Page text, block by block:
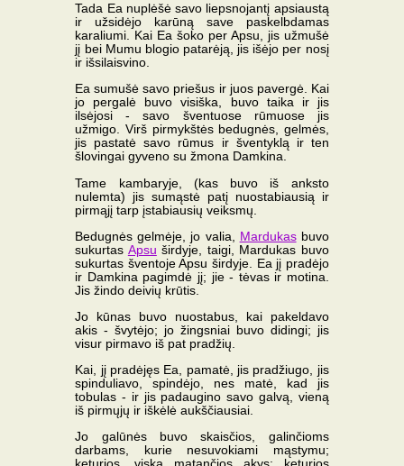
Tada Ea nuplėšė savo liepsnojantį apsiaustą
ir užsidėjo karūną save paskelbdamas
karaliumi. Kai Ea šoko per Apsu, jis užmušė
jį bei Mumu blogio patarėją, jis išėjo per nosį
ir išsilaisvino.
Ea sumušė savo priešus ir juos pavergė. Kai
jo pergalė buvo visiška, buvo taika ir jis
ilsėjosi - savo šventuose rūmuose jis
užmigo. Virš pirmykštės bedugnės, gelmės,
jis pastatė savo rūmus ir šventyklą ir ten
šlovingai gyveno su žmona Damkina.
Tame kambaryje, (kas buvo iš anksto
nulemta) jis sumąstė patį nuostabiausią ir
pirmąjį tarp įstabiausių veiksmų.
Bedugnės gelmėje, jo valia, Mardukasbuvo
sukurtas Apsu širdyje, taigi, Mardukas buvo
sukurtas šventoje Apsu širdyje. Ea jį pradėjo
ir Damkina pagimdė jį; jie - tėvas ir motina.
Jis žindo deivių krūtis.
Jo kūnas buvo nuostabus, kai pakeldavo
akis - švytėjo; jo žingsniai buvo didingi; jis
visur pirmavo iš pat pradžių.
Kai, jį pradėjęs Ea, pamatė, jis pradžiugo, jis
spinduliavo, spindėjo, nes matė, kad jis
tobulas - ir jis padaugino savo galvą, vieną
iš pirmųjų ir iškėlė aukščiausiai.
Jo galūnės buvo skaisčios, galinčioms
darbams, kurie nesuvokiami mąstymu;